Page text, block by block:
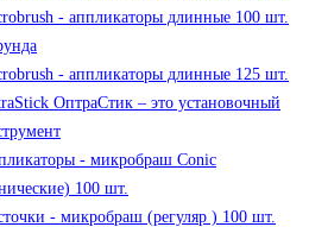
- аппликаторы длинные 100 шт.
- аппликаторы длинные 125 шт.
ОптраСтик – это установочный
- микробраш Conic
100 шт.
- микробраш (регуляр ) 100 шт.